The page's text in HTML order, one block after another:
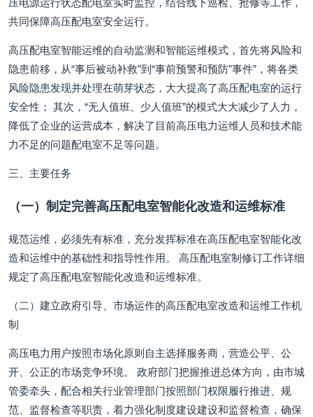
压电源运行状态配电室实时监控，结合线下巡检、抢修等工作，
共同保障高压配电室安全运行。
高压配电室智能运维的自动监测和智能运维模式，首先将风险和
隐患前移，从“事后被动补救”到“事前预警和预防”事件”，将各类
风险隐患发现并处理在萌芽状态，大大提高了高压配电室的运行
安全性； 其次，“无人值班、少人值班”的模式大大减少了人力，
降低了企业的运营成本，解决了目前高压电力运维人员和技术能
力不足的问题配电室不足等问题。
三、主要任务
（一）制定完善高压配电室智能化改造和运维标准
规范运维，必须先有标准，充分发挥标准在高压配电室智能化改
造和运维中的基础性和指导性作用。 高压配电室制修订工作详细
规定了高压配电室智能化改造和运维标准。
（二）建立政府引导、市场运作的高压配电室改造和运维工作机
制
高压电力用户按照市场化原则自主选择服务商，营造公平、公
开、公正的市场竞争环境。 政府部门把握推进总体方向，由市城
管委牵头，配合相关行业管理部门按照部门权限履行推进、规
范、监督检查等职责，着力强化制度建设建设和监督检查，确保